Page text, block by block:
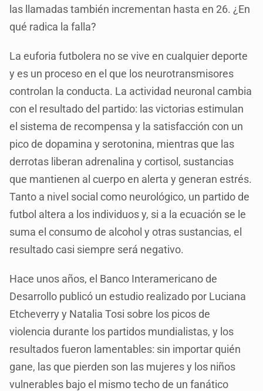
las llamadas también incrementan hasta en 26. ¿En
qué radica la falla?
La euforia futbolera no se vive en cualquier deporte
y es un proceso en el que los neurotransmisores
controlan la conducta. La actividad neuronal cambia
con el resultado del partido: las victorias estimulan
el sistema de recompensa y la satisfacción con un
pico de dopamina y serotonina, mientras que las
derrotas liberan adrenalina y cortisol, sustancias
que mantienen al cuerpo en alerta y generan estrés.
Tanto a nivel social como neurológico, un partido de
futbol altera a los individuos y, si a la ecuación se le
suma el consumo de alcohol y otras sustancias, el
resultado casi siempre será negativo.
Hace unos años, el Banco Interamericano de
Desarrollo publicó un estudio realizado por Luciana
Etcheverry y Natalia Tosi sobre los picos de
violencia durante los partidos mundialistas, y los
resultados fueron lamentables: sin importar quién
gane, las que pierden son las mujeres y los niños
vulnerables bajo el mismo techo de un fanático